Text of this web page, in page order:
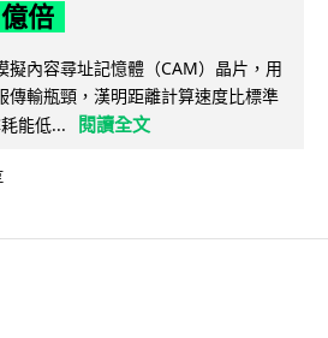
倍
擬內容尋址記憶體（CAM）晶片，用
傳輸瓶頸，漢明距離計算速度比標準
能低...
閱讀全文